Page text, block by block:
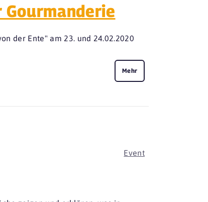
Gourmanderie
der Ente" am 23. und 24.02.2020
Mehr
Event